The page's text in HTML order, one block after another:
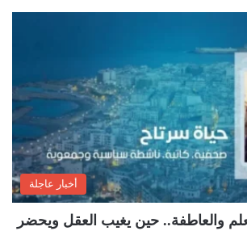
أخبار عاجلة
والعاطفة.. حين يغيب العقل ويحضر